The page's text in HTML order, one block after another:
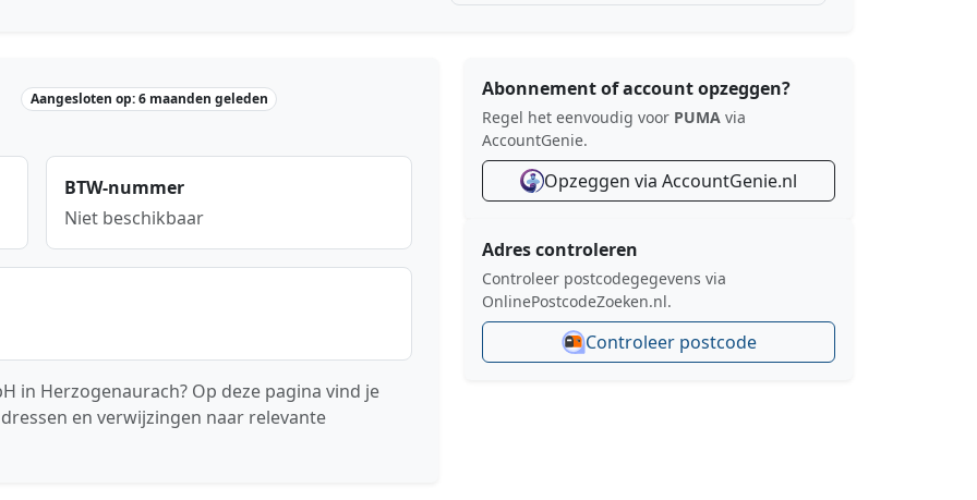
Aangesloten op: 6 maanden geleden
BTW-nummer
Niet beschikbaar
in Herzogenaurach? Op deze pagina vind je
en verwijzingen naar relevante
Abonnement of account opzeggen?
Regel het eenvoudig voor PUMA via
AccountGenie.
Opzeggen via AccountGenie.nl
Adres controleren
Controleer postcodegegevens via
OnlinePostcodeZoeken.nl.
Controleer postcode